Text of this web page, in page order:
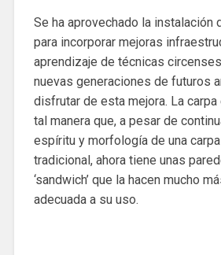
Se ha aprovechado la instalación
para incorporar mejoras
aprendizaje de técnicas
nuevas generaciones de futuros
disfrutar de esta mejora. La
tal manera que, a pesar de
espíritu y morfología de una
tradicional, ahora tiene unas
‘sandwich’ que la hacen mucho
adecuada a su uso.